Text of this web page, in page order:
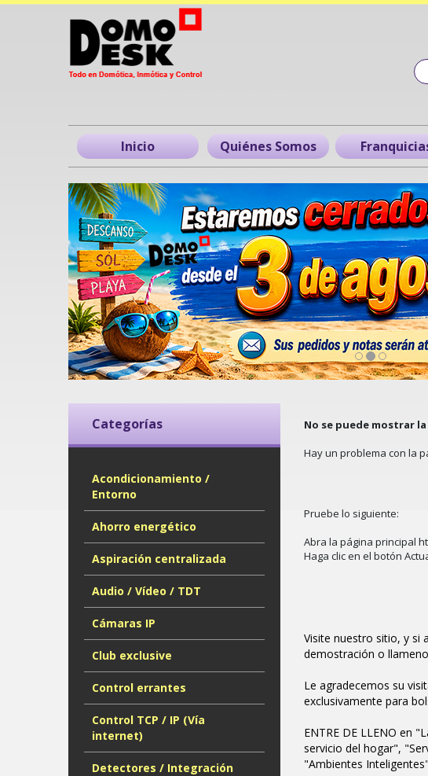
Inicio Quiénes Somos
Categorías
Acondicionamiento /
Entorno
Ahorro energético
Aspiración centralizada
Audio / Vídeo / TDT
Cámaras IP
Club exclusive
Control errantes
Control TCP / IP (Vía
internet)
Detectores / Integración
No se puede mostrar
Hay un problema con la
Pruebe lo siguiente:
Abra la página principal
Haga clic en el botón
Visite nuestro sitio, y si
demostración o
Le agradecemos su
exclusivamente para
ENTRE DE LLENO en
servicio del hogar",
"Ambientes